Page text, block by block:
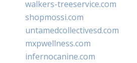
walkers-treeservice.com
shopmossi.com
untamedcollectivesd.com
mxpwellness.com
infernocanine.com